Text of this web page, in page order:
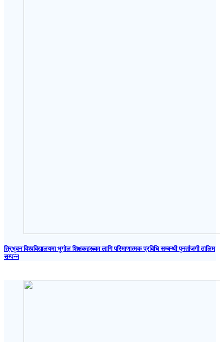
त्रिभुवन विश्वविद्यालयमा भूगोल शिक्षकहरूका लागि परिमाणात्मक प्रविधि सम्बन्धी पुनर्ताजगी तालिम
सम्पन्न